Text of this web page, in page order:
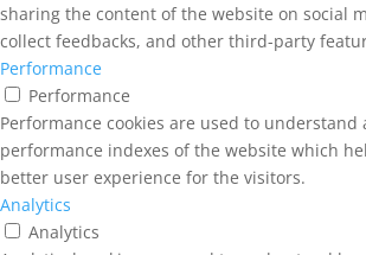
sharing the content of the website on social
collect feedbacks, and other third-party
Performance
Performance
Performance cookies are used to understand
performance indexes of the website which
better user experience for the visitors.
Analytics
Analytics